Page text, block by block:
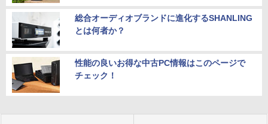
総合オーディオブランドに進化するSHANLING
とは何者か？
性能の良いお得な中古PC情報はこのページで
チェック！